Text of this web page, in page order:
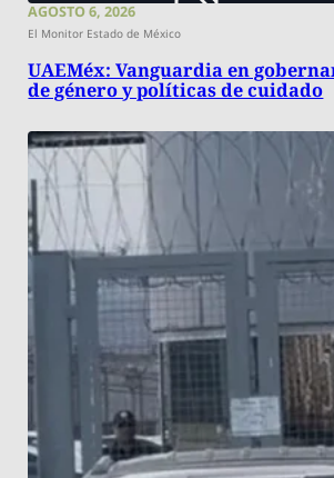
AGOSTO 6, 2026
El Monitor Estado de México
UAEMéx: Vanguardia en
de género y políticas de cuidado